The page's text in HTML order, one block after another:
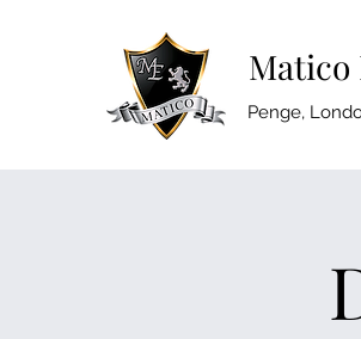
Matico
Penge,